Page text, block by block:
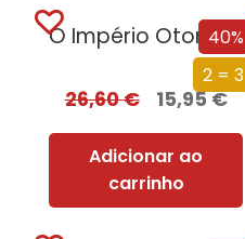
40%
2 = 3
O Império Otomano e a Conquista da Europa
26,60€ 15,95€
Adicionar ao
carrinho